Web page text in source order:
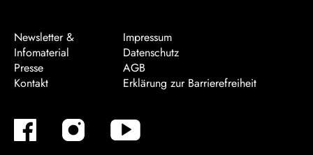
Newsletter &
Infomaterial
Presse
Kontakt
Impressum
Datenschutz
AGB
Erklärung zur Barrierefreiheit